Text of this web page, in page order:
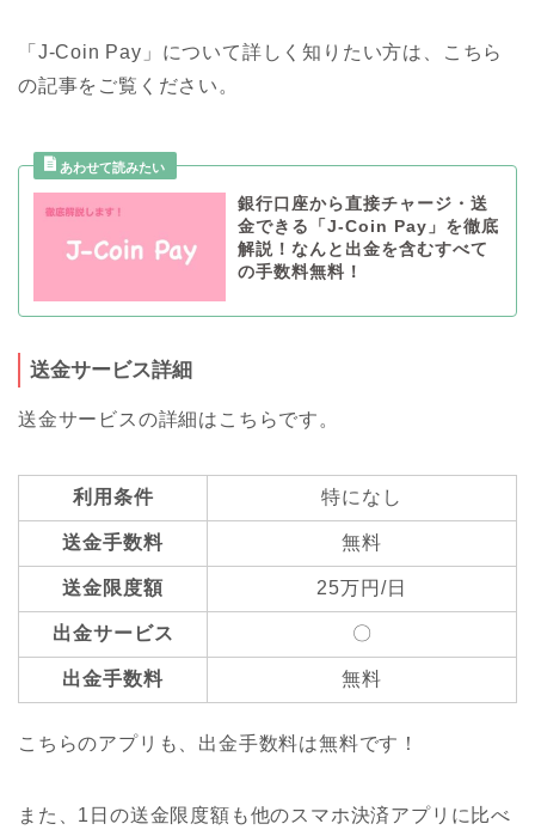
「J-Coin Pay」について詳しく知りたい方は、こちら
の記事をご覧ください。
銀行口座から直接チャージ・送
金できる「J-Coin Pay」を徹底
解説！なんと出金を含むすべて
の手数料無料！
送金サービス詳細
送金サービスの詳細はこちらです。
利用条件 特になし
送金手数料 無料
送金限度額 25万円/日
出金サービス 〇
出金手数料 無料
こちらのアプリも、出金手数料は無料です！
また、1日の送金限度額も他のスマホ決済アプリに比べ